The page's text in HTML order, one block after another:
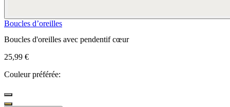
Boucles d’oreilles
Boucles d'oreilles avec pendentif cœur
25,99 €
Couleur préférée: